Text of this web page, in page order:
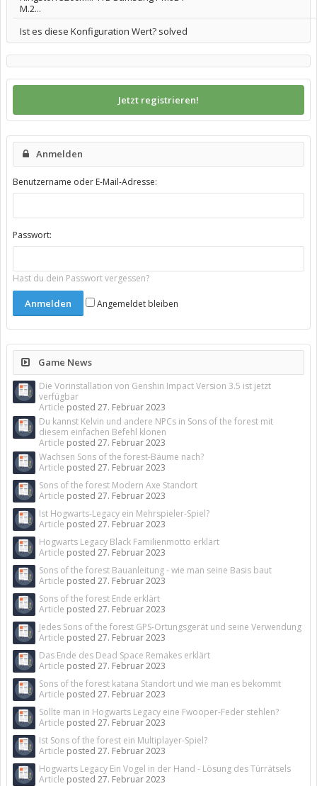
M.2...
Ist es diese Konfiguration Wert? solved
Jetzt registrieren!
Anmelden
Benutzername oder E-Mail-Adresse:
Passwort:
Hast du dein Passwort vergessen?
Angemeldet bleiben
Game News
Die Vorinstallation von Genshin Impact Version 3.5 ist jetzt
verfügbar
Article posted 27. Februar 2023
Du kannst Kelvin und andere NPCs in Sons of the forest mit
diesem einfachen Befehl klonen
Article posted 27. Februar 2023
Wachsen Sons of the forest-Bäume nach?
Article posted 27. Februar 2023
Sons of the forest Modern Axe Standort
Article posted 27. Februar 2023
Ist Hogwarts-Legacy ein Mehrspieler-Spiel?
Article posted 27. Februar 2023
Hogwarts Legacy Black Familienmotto erklärt
Article posted 27. Februar 2023
Sons of the forest Bauanleitung - wie man seine Basis baut
Article posted 27. Februar 2023
Sons of the forest Ende erklärt
Article posted 27. Februar 2023
Jedes Sons of the forest GPS-Ortungsgerät und seine Verwendung
Article posted 27. Februar 2023
Das Ende des Dead Space Remakes erklärt
Article posted 27. Februar 2023
Sons of the forest katana Standort und wie man es bekommt
Article posted 27. Februar 2023
Sollte man in Hogwarts Legacy eine Fwooper-Feder stehlen?
Article posted 27. Februar 2023
Ist Sons of the forest ein Multiplayer-Spiel?
Article posted 27. Februar 2023
Hogwarts Legacy Ein Vogel in der Hand - Lösung des Türrätsels
Article posted 27. Februar 2023